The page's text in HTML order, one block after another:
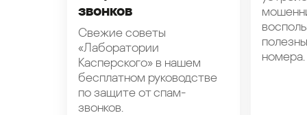
звонков
Свежие советы
«Лаборатории
Касперского» в нашем
бесплатном руководстве
по защите от спам-
звонков.
номера.